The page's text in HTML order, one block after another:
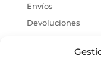
Envíos
Devoluciones
Condiciones